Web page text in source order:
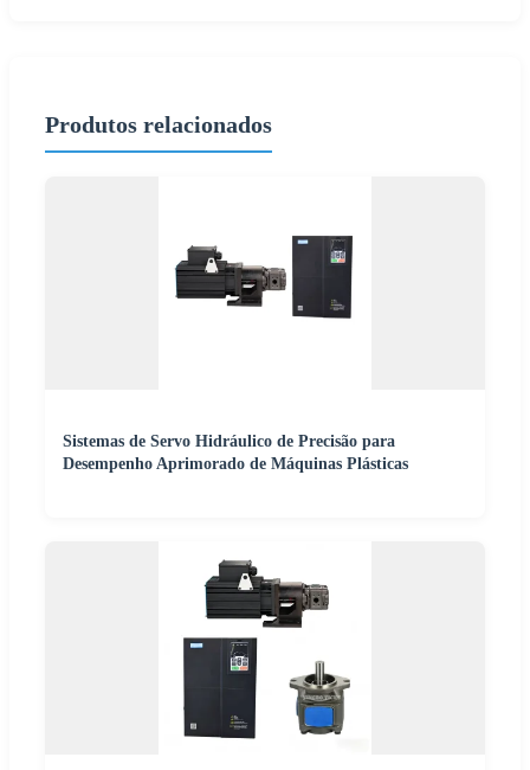
Produtos relacionados
Sistemas de Servo Hidráulico de Precisão para
Desempenho Aprimorado de Máquinas Plásticas